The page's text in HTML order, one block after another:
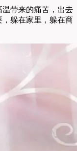
带来的痛苦，出去
躲在家里，躲在商